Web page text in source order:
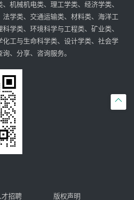

机械机电类、理工学类、经济学类、
学类、交通运输类、材料类、海洋工
学类、环境科学与工程类、矿业类、
化工与生命科学类、设计学类、社会学
、分享、咨询服务。
才招聘 版权声明